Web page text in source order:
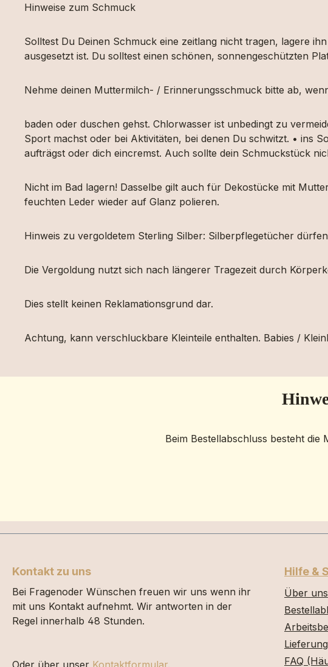
Hinweise zum Schmuck
Solltest Du Deinen Schmuck eine zeitlang nicht tragen, lagere
ausgesetzt ist. Du solltest einen schönen, sonnengeschützten
Nehme deinen Muttermilch- / Erinnerungsschmuck bitte ab,
baden oder duschen gehst. Chlorwasser ist unbedingt zu
Sport machst oder bei Aktivitäten, bei denen Du schwitzt. • ins
aufträgst oder dich eincremst. Auch sollte dein Schmuckstück
Nicht im Bad lagern! Dasselbe gilt auch für Dekostücke mit
feuchten Leder wieder auf Glanz polieren.
Hinweis zu vergoldetem Sterling Silber: Silberpflegetücher
Die Vergoldung nutzt sich nach längerer Tragezeit durch
Dies stellt keinen Reklamationsgrund dar.
Achtung, kann verschluckbare Kleinteile enthalten. Babies /
Beim Bestellabschluss besteht
Kontakt zu uns
Bei Fragenoder Wünschen freuen wir uns wenn ihr
mit uns Kontakt aufnehmt. Wir antworten in der
Regel innerhalb 48 Stunden.
Oder über unser Kontaktformular
Hilfe &
Über uns
FAQ